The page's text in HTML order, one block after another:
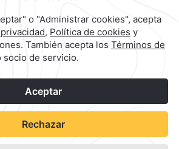
Grupo Camino Real
1